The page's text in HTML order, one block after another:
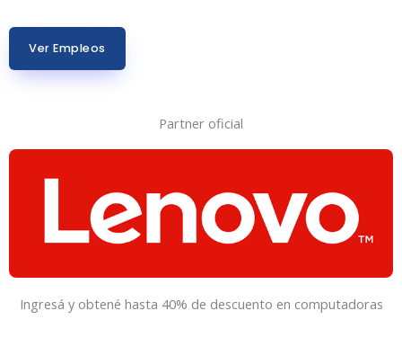
Ver Empleos
Partner oficial
Ingresá y obtené hasta 40% de descuento en computadoras